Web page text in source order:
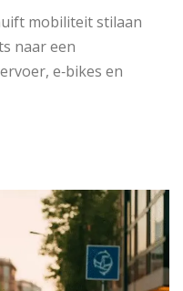
mobiliteit stilaan
naar een
e‑bikes en